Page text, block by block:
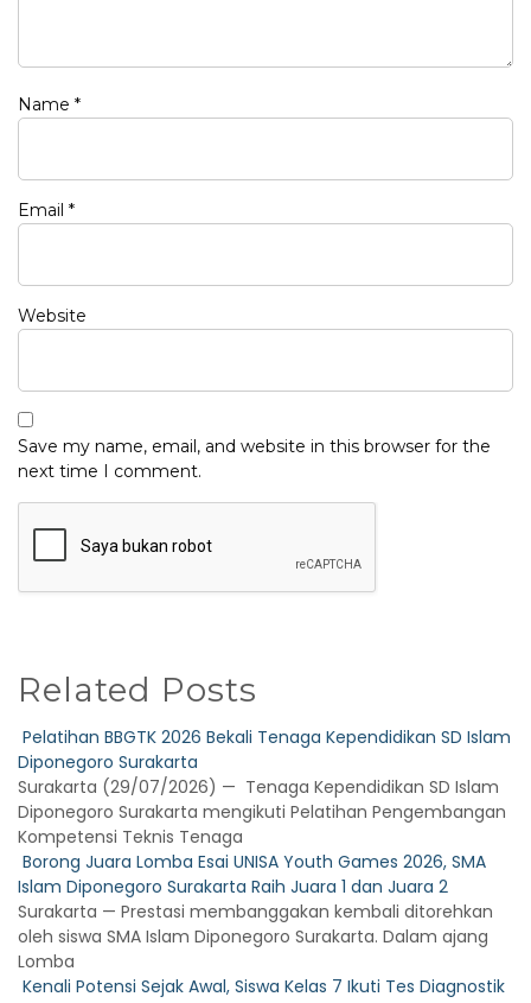
Name *
Email *
Website
Save my name, email, and website in this browser for the
next time I comment.
Related Posts
Pelatihan BBGTK 2026 Bekali Tenaga Kependidikan SD Islam
Diponegoro Surakarta
Surakarta (29/07/2026) — Tenaga Kependidikan SD Islam
Diponegoro Surakarta mengikuti Pelatihan Pengembangan
Kompetensi Teknis Tenaga
Borong Juara Lomba Esai UNISA Youth Games 2026, SMA
Islam Diponegoro Surakarta Raih Juara 1 dan Juara 2
Surakarta — Prestasi membanggakan kembali ditorehkan
oleh siswa SMA Islam Diponegoro Surakarta. Dalam ajang
Lomba
Kenali Potensi Sejak Awal, Siswa Kelas 7 Ikuti Tes Diagnostik